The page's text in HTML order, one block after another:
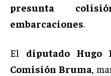
presunta
embarcaciones.
El diputado Hugo
Comisión Bruma,